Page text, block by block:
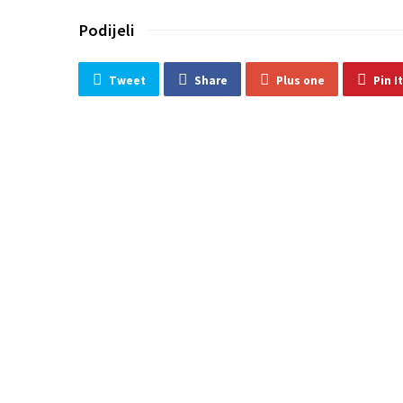
Podijeli
Tweet Share Plus one Pin It